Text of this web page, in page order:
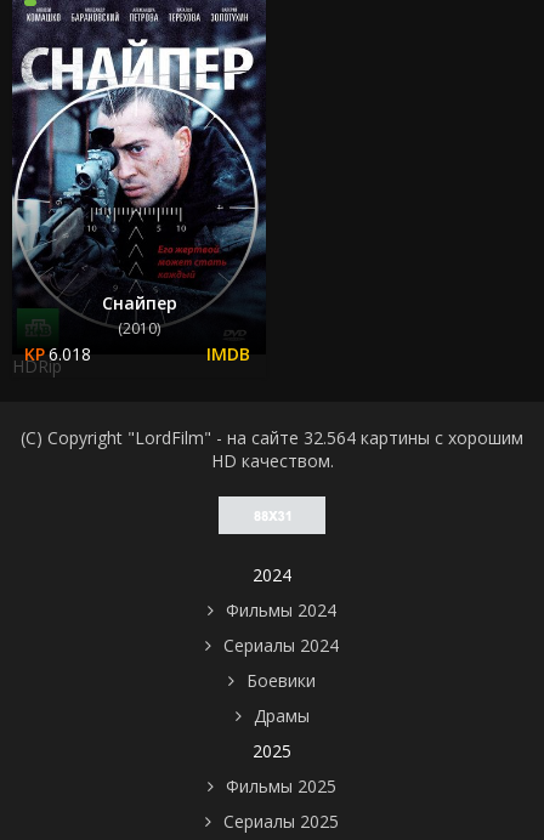
Снайпер
(2010)
6.018
HDRip
(C) Copyright "LordFilm" - на сайте 32.564 картины с хорошим
HD качеством.
2024
Фильмы 2024
Сериалы 2024
Боевики
Драмы
2025
Фильмы 2025
Сериалы 2025